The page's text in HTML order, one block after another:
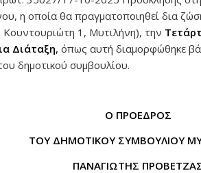
η οποία θα πραγματοποιηθεί δια
Κουντουριώτη 1, Μυτιλήνη), την
Διάταξη, όπως αυτή διαμορφώθηκε
δημοτικού συμβουλίου.
Ο ΠΡΟΕΔΡΟΣ
ΤΟΥ ΔΗΜΟΤΙΚΟΥ ΣΥΜΒΟΥΛΙΟΥ
ΠΑΝΑΓΙΩΤΗΣ